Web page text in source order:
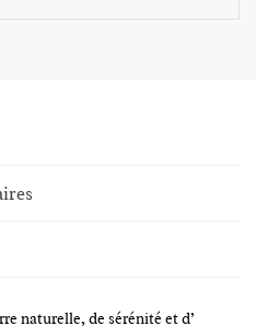
naturelle, de sérénité et d’